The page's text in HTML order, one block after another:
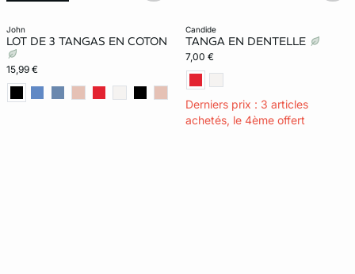
john
LOT DE 3 TANGAS EN COTON
15,99 €
candide
TANGA EN DENTELLE
7,00 €
Derniers prix : 3 articles
achetés, le 4ème offert